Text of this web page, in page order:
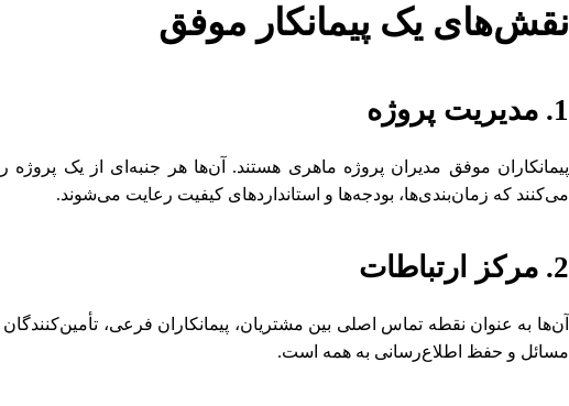
نقش‌های یک پیمانکار موفق
1. مدیریت پروژه
پیمانکاران موفق مدیران پروژه ماهری هستند. آن‌ها هر جنبه‌ای از یک پروژه
می‌کنند که زمان‌بندی‌ها، بودجه‌ها و استانداردهای کیفیت رعایت می‌شوند.
2. مرکز ارتباطات
آن‌ها به عنوان نقطه تماس اصلی بین مشتریان، پیمانکاران فرعی،
مسائل و حفظ اطلاع‌رسانی به همه است.